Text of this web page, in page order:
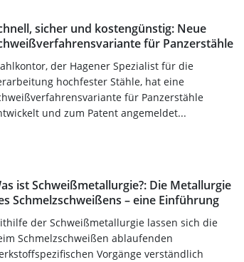
sicher und kostengünstig: Neue
für Panzerstähle
der Hagener Spezialist für die
hochfester Stähle, hat eine
für Panzerstähle
und zum Patent angemeldet...
ist Schweißmetallurgie?: Die Metallurgie
Schmelzschweißens – eine Einführung
der Schweißmetallurgie lassen sich die
Schmelzschweißen ablaufenden
Vorgänge verständlich